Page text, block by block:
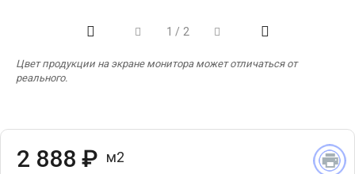
1 / 2
Цвет продукции на экране монитора может отличаться от
реального.
2 888 ₽ м2